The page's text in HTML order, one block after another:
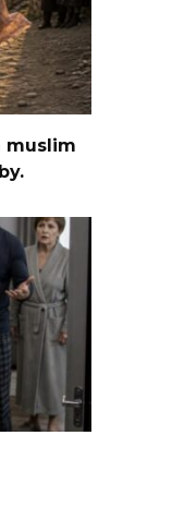
muslim